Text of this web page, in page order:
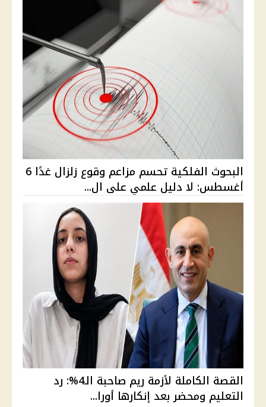
البحوث الفلكية تحسم مزاعم وقوع زلزال غدًا 6
أغسطس: لا دليل علمي على ال...
القصة الكاملة لأزمة ريم صاحبة الـ4%: رد
التعليم ومحضر بعد إنكارها أورا...